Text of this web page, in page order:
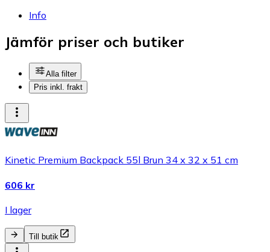
Info
Jämför priser och butiker
Alla filter
Pris inkl. frakt
Kinetic Premium Backpack 55l Brun 34 x 32 x 51 cm
606 kr
I lager
Till butik